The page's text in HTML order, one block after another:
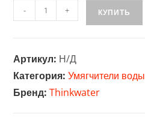
Количество
товара
автоматический
Thinkwater
Blue
- + КУПИТЬ
Артикул: Н/Д
Категория:Умягчители воды
Бренд: Thinkwater